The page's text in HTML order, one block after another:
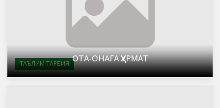
ТАЪЛИМ ТАРБИЯ ОТА-ОНАГА ҲУРМАТ